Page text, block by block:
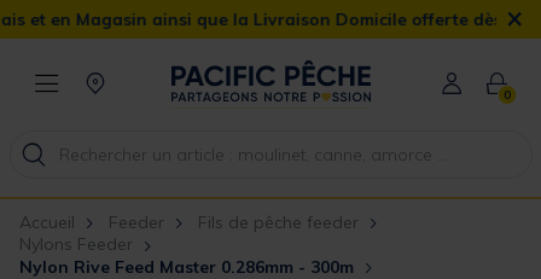
ainsi que la Livraison Domicile offerte dès 90€ ×
0
Accueil Feeder
Fils de pêche feeder
Nylons Feeder
Nylon Rive Feed Master 0.286mm - 300m